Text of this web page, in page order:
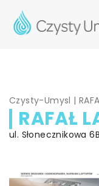
Czysty-Umysl |
RAFAŁ
ul. Słonecznikowa